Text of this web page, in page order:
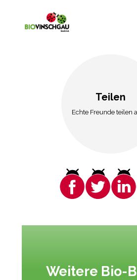
Teilen
Echte Freunde teilen
Weitere Bio-